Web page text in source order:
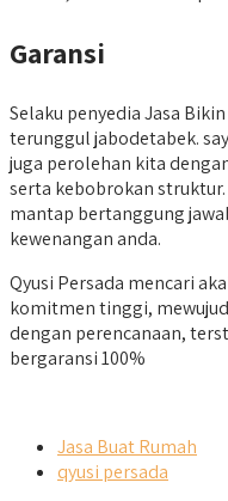
Garansi
Selaku penyedia Jasa
terunggul jabodetabek.
juga perolehan kita
serta kebobrokan
mantap bertanggung
kewenangan anda.
Qyusi Persada mencari
komitmen tinggi,
dengan perencanaan,
bergaransi 100%
Jasa Buat Rumah
qyusi persada